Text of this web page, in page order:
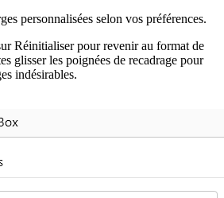
personnalisées selon vos préférences.
Réinitialiser pour revenir au format de
glisser les poignées de recadrage pour
indésirables.